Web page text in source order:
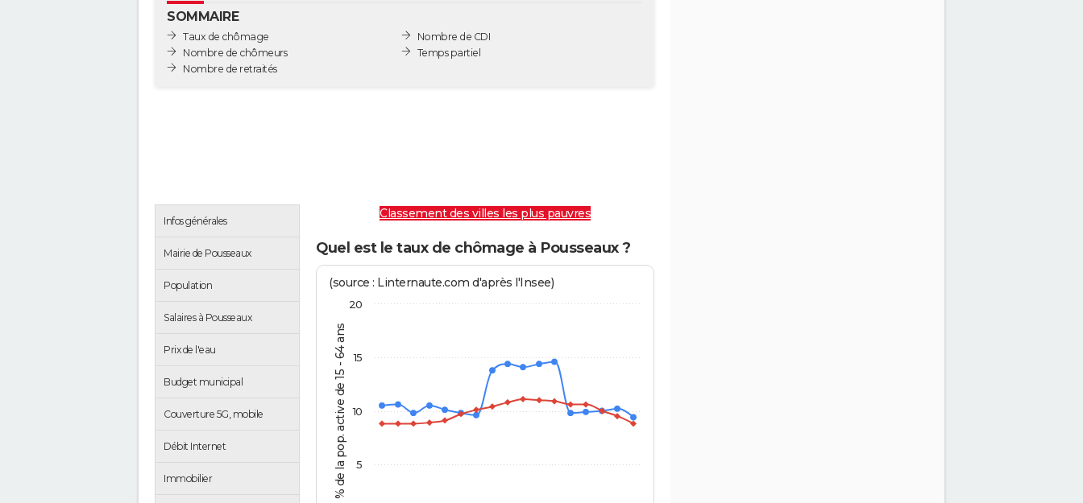
SOMMAIRE
Taux de chômage
Nombre de chômeurs
Nombre de retraités
Nombre de CDI
Temps partiel
Infos générales
Mairie de Pousseaux
Population
Salaires à Pousseaux
Prix de l'eau
Budget municipal
Couverture 5G, mobile
Débit Internet
Immobilier
Classement des villes les plus pauvres
Quel est le taux de chômage à Pousseaux ?
% de la pop. active de 15 - 64 ans
(source : Linternaute.com d'après l'Insee)
5
10
15
20